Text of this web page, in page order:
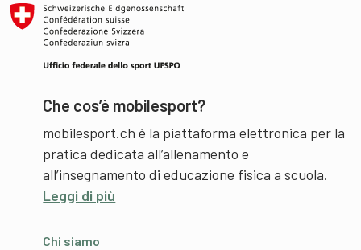
Che cos’è mobilesport?
mobilesport.ch è la piattaforma elettronica per la
pratica dedicata all’allenamento e
all’insegnamento di educazione fisica a scuola.
Leggi di più
Chi siamo